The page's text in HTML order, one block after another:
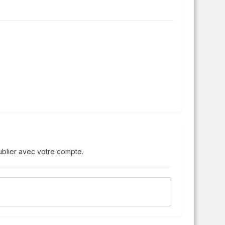
avec votre compte.